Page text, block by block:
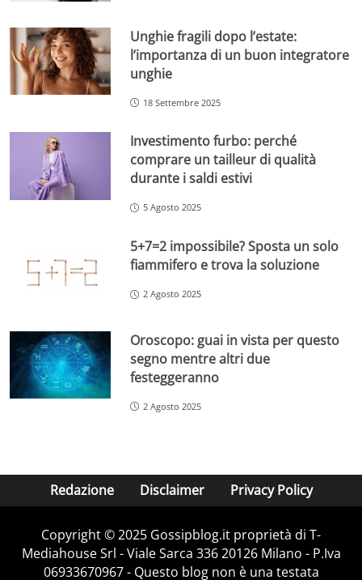
Unghie fragili dopo l’estate:
l’importanza di un buon integratore
unghie
18 Settembre 2025
Investimento furbo: perché
comprare un tailleur di qualità
durante i saldi estivi
5 Agosto 2025
5+7=2 impossibile? Sposta un solo
fiammifero e trova la soluzione
2 Agosto 2025
Oroscopo: guai in vista per questo
segno mentre altri due
festeggeranno
2 Agosto 2025
Redazione Disclaimer Privacy Policy
Copyright © 2025 Gossipblog.it proprietà di T-
Mediahouse Srl - Viale Sarca 336 20126 Milano - P.Iva
06933670967 - Questo blog non è una testata